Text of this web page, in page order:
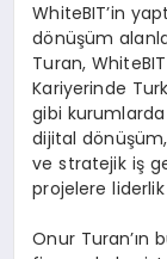
WhiteBIT’in
dönüşüm
Turan,
Kariyerinde
gibi
dijital dönüşüm,
ve stratejik iş
projelere
Onur Turan’ın